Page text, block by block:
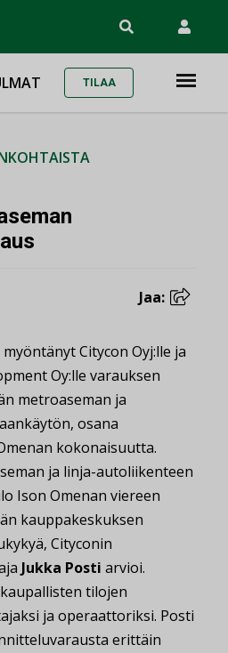
TILAA
Jaa:
Citycon Oyj:lle ja
Oy:lle varauksen
metroaseman ja
osana
kokonaisuutta.
ja linja-autoliikenteen
Ison Omenan viereen
kauppakeskuksen
Cityconin
Jukka Posti arvioi.
tilojen
ja operaattoriksi. Posti
erittäin